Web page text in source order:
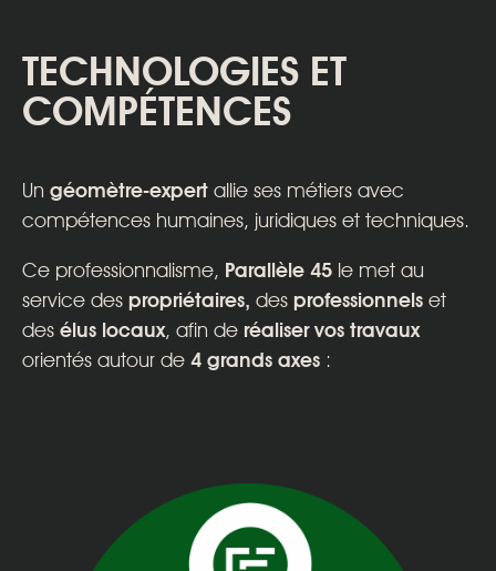
TECHNOLOGIES ET
COMPÉTENCES
Un géomètre-expert allie ses métiers avec
compétences humaines, juridiques et techniques.
Ce professionnalisme, Parallèle 45 le met au
service des propriétaires, des professionnels et
des élus locaux, afin de réaliser vos travaux
orientés autour de 4 grands axes :